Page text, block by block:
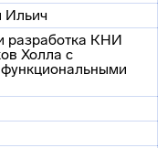
Ильич
разработка КНИ
Холла с